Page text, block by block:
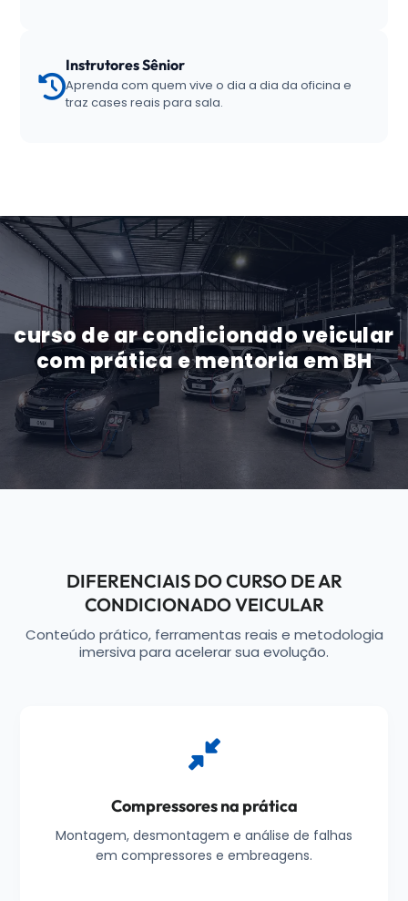
Instrutores Sênior
Aprenda com quem vive o dia a dia da oficina e
traz cases reais para sala.
curso de ar condicionado veicular
com prática e mentoria em BH
DIFERENCIAIS DO CURSO DE AR
CONDICIONADO VEICULAR
Conteúdo prático, ferramentas reais e metodologia
imersiva para acelerar sua evolução.
Compressores na prática
Montagem, desmontagem e análise de falhas
em compressores e embreagens.